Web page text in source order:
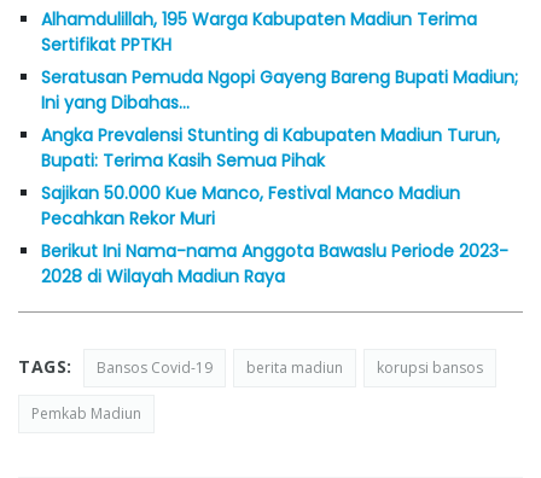
Alhamdulillah, 195 Warga Kabupaten Madiun Terima
Sertifikat PPTKH
Seratusan Pemuda Ngopi Gayeng Bareng Bupati Madiun;
Ini yang Dibahas…
Angka Prevalensi Stunting di Kabupaten Madiun Turun,
Bupati: Terima Kasih Semua Pihak
Sajikan 50.000 Kue Manco, Festival Manco Madiun
Pecahkan Rekor Muri
Berikut Ini Nama-nama Anggota Bawaslu Periode 2023-
2028 di Wilayah Madiun Raya
TAGS: Bansos Covid-19 berita madiun korupsi bansos
Pemkab Madiun